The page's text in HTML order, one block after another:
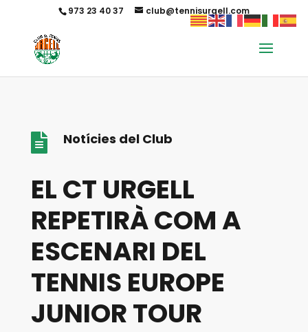
973 23 40 37 club@tennisurgell.com
 Notícies del Club
EL CT URGELL
REPETIRÀ COM A
ESCENARI DEL
TENNIS EUROPE
JUNIOR TOUR